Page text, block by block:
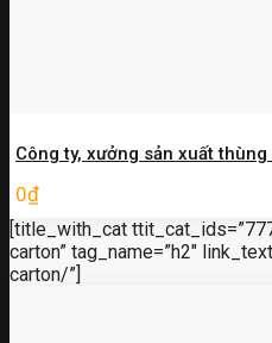
Công ty, xưởng sản xuất
0₫
[title_with_cat
carton” tag_name=”h2″
carton/”]